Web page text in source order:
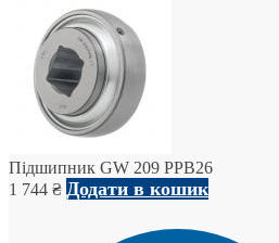
Підшипник GW 209 PPB26
1 744 ₴ Додати в кошик